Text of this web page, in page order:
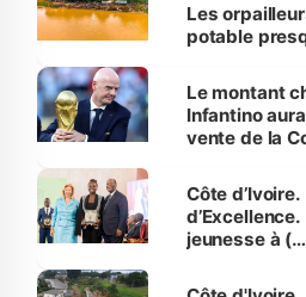
Les
potable
Le montant
Infantino
vente de la
Côte
jeunesse à
(Alassane